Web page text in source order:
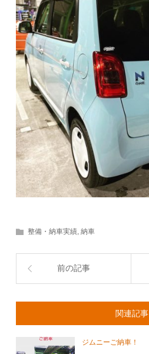
整備・納車実績,納車
前の記事
関連記事
ジムニーご納車！